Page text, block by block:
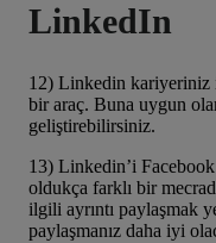
LinkedIn
12) Linkedin kariyeriniz
bir araç. Buna uygun
geliştirebilirsiniz.
13) Linkedin’i
oldukça farklı bir
ilgili ayrıntı paylaşmak
paylaşmanız daha iyi